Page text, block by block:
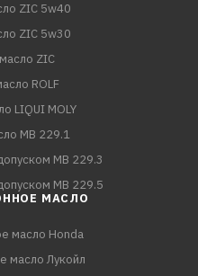
ZIC 5w40
ZIC 5w30
ZIC
ROLF
LIQUI MOLY
MB 229.1
MB 229.3
MB 229.5
МАСЛО
масло Honda
масло Лукойл